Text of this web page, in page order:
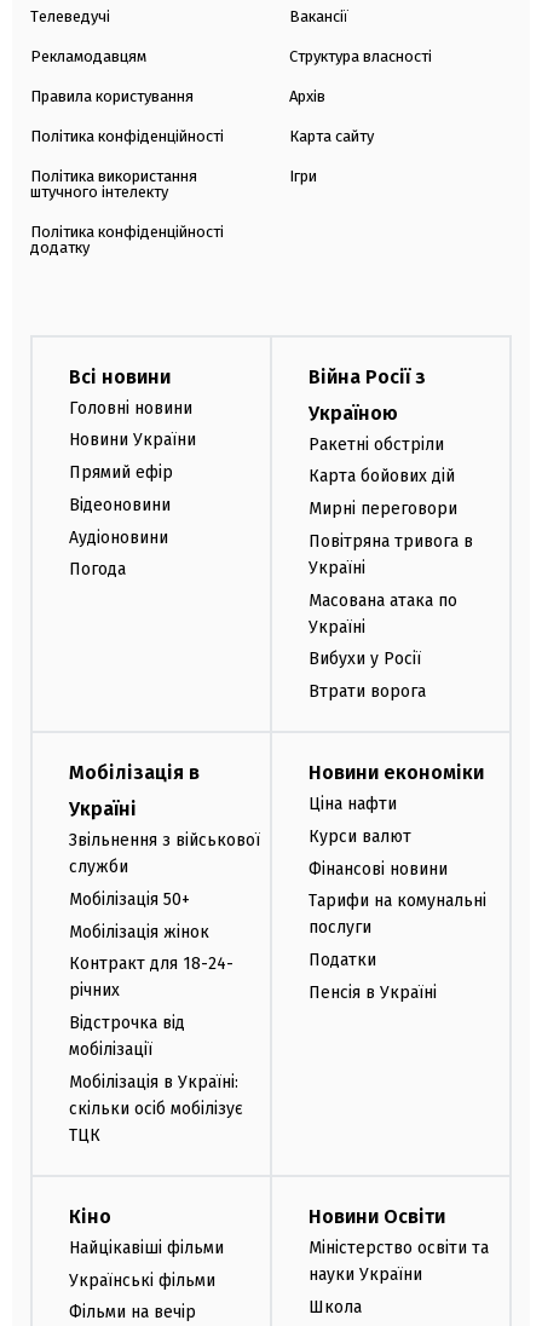
Телеведучі
Рекламодавцям
Правила користування
Політика конфіденційності
Політика використання
штучного інтелекту
Політика конфіденційності
додатку
Вакансії
Структура власності
Архів
Карта сайту
Ігри
Всі новини
Головні новини
Новини України
Прямий ефір
Відеоновини
Аудіоновини
Погода
Війна Росії з
Україною
Ракетні обстріли
Карта бойових дій
Мирні переговори
Повітряна тривога в
Україні
Масована атака по
Україні
Вибухи у Росії
Втрати ворога
Мобілізація в
Україні
Звільнення з військової
служби
Мобілізація 50+
Мобілізація жінок
Контракт для 18-24-
річних
Відстрочка від
мобілізації
Мобілізація в Україні:
скільки осіб мобілізує
ТЦК
Новини економіки
Ціна нафти
Курси валют
Фінансові новини
Тарифи на комунальні
послуги
Податки
Пенсія в Україні
Кіно
Найцікавіші фільми
Українські фільми
Фільми на вечір
Новини Освіти
Міністерство освіти та
науки України
Школа